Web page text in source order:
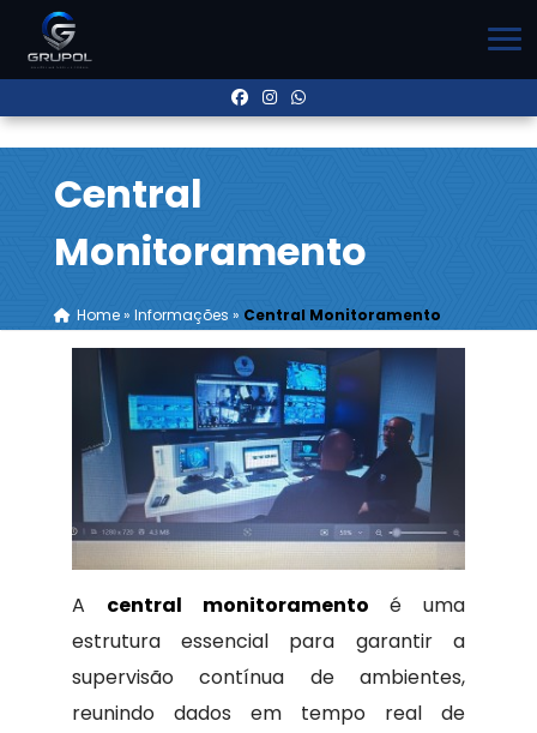
Central
Monitoramento
Home» Informações » Central Monitoramento
A central monitoramento é uma
estrutura essencial para garantir a
supervisão contínua de ambientes,
reunindo dados em tempo real de